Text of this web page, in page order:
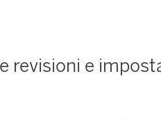
o
revisioni e